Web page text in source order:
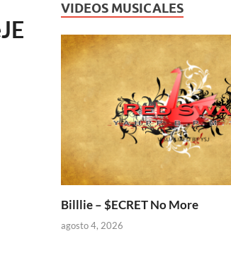
VIDEOS MUSICALES
Billlie – $ECRET No More
agosto 4, 2026